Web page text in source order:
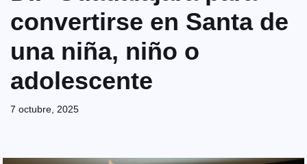
convertirse en Santa de
una niña, niño o
adolescente
7 octubre, 2025